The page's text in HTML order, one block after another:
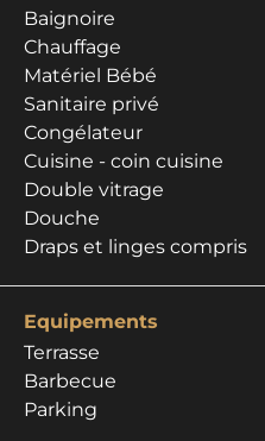
Baignoire
Chauffage
Matériel Bébé
Sanitaire privé
Congélateur
Cuisine - coin cuisine
Double vitrage
Douche
Draps et linges compris
Equipements
Terrasse
Barbecue
Parking